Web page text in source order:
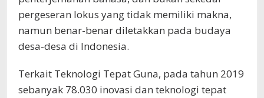
pergeseran lokus yang tidak memiliki makna,
namun benar-benar diletakkan pada budaya
desa-desa di Indonesia.
Terkait Teknologi Tepat Guna, pada tahun 2019
sebanyak 78.030 inovasi dan teknologi tepat